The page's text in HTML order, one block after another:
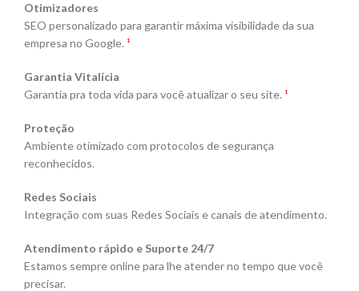
Otimizadores
SEO personalizado para garantir máxima visibilidade da sua
empresa no Google. ¹
Garantia Vitalícia
Garantia pra toda vida para você atualizar o seu site. ¹
Proteção
Ambiente otimizado com protocolos de segurança
reconhecidos.
Redes Sociais
Integração com suas Redes Sociais e canais de atendimento.
Atendimento rápido e Suporte 24/7
Estamos sempre online para lhe atender no tempo que você
precisar.